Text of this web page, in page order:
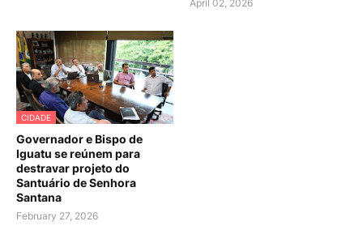
April 02, 2026
CIDADE
Governador e Bispo de
Iguatu se reúnem para
destravar projeto do
Santuário de Senhora
Santana
February 27, 2026